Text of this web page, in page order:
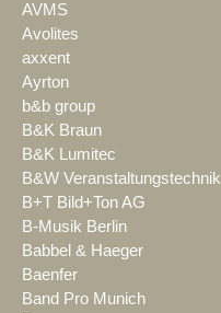
AVMS
Avolites
axxent
Ayrton
b&b group
B&K Braun
B&K Lumitec
B&W Veranstaltungstechnik
B+T Bild+Ton AG
B-Musik Berlin
Babbel & Haeger
Baenfer
Band Pro Munich